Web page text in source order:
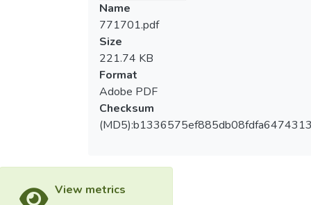
Name
771701.pdf
Size
221.74 KB
Format
Adobe PDF
Checksum
View metrics